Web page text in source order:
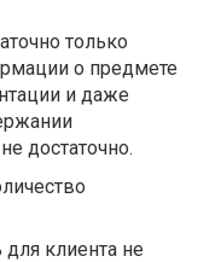
только
о предмете
и даже
достаточно.
для клиента не